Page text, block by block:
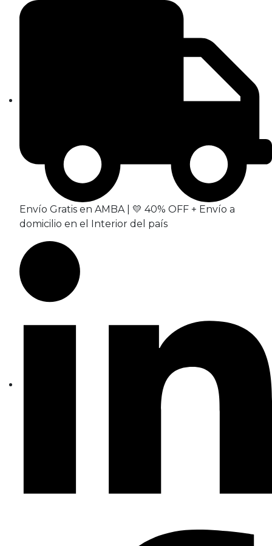
Envío Gratis en AMBA | 💛 40% OFF + Envío a
domicilio en el Interior del país